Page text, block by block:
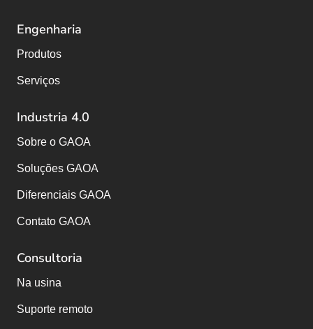
Engenharia
Produtos
Serviços
Industria 4.0
Sobre o GAOA
Soluções GAOA
Diferenciais GAOA
Contato GAOA
Consultoria
Na usina
Suporte remoto